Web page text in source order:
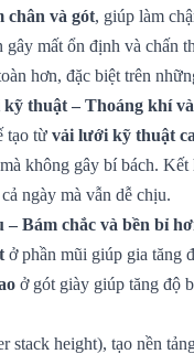
chân và gót, giúp làm
gây mất ổn định và chấn
hơn, đặc biệt trên
thuật – Thoáng khí
tạo từ vải lưới kỹ thuật
không gây bí bách. Kết
ngày mà vẫn dễ chịu.
– Bám chắc và bền bỉ
ở phần mũi giúp gia tăng
ở gót giày giúp tăng độ
stack height), tạo nền